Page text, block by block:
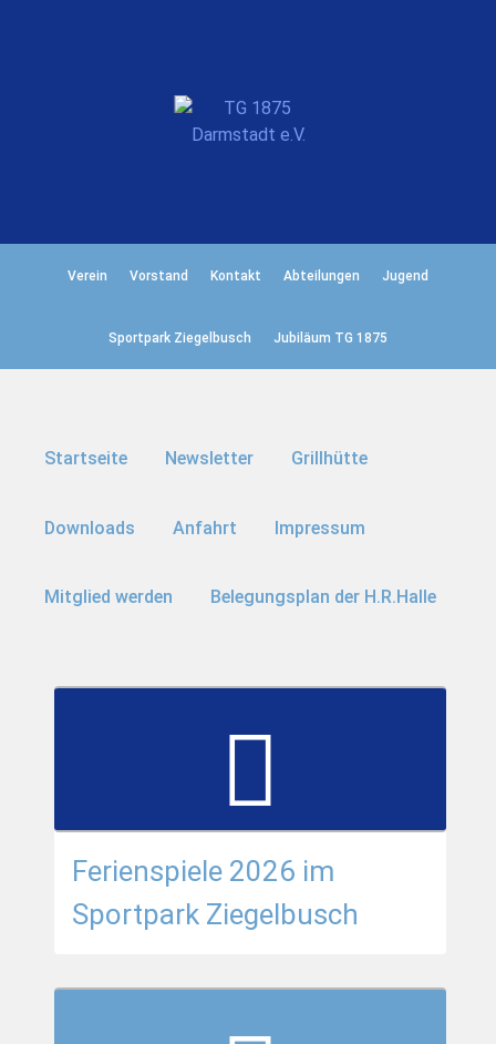
Verein Vorstand Kontakt Abteilungen Jugend
Sportpark Ziegelbusch Jubiläum TG 1875
Startseite Newsletter Grillhütte
Downloads Anfahrt Impressum
Mitglied werden Belegungsplan der H.R.Halle
Ferienspiele 2026 im
Sportpark Ziegelbusch